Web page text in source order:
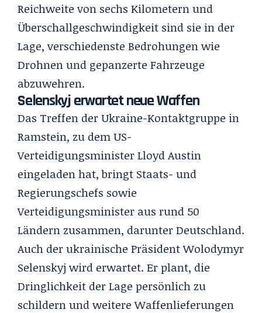
Reichweite von sechs Kilometern und
Überschallgeschwindigkeit sind sie in der
Lage, verschiedenste Bedrohungen wie
Drohnen und gepanzerte Fahrzeuge
abzuwehren.
Selenskyj erwartet neue Waffen
Das Treffen der Ukraine-Kontaktgruppe in
Ramstein, zu dem US-
Verteidigungsminister Lloyd Austin
eingeladen hat, bringt Staats- und
Regierungschefs sowie
Verteidigungsminister aus rund 50
Ländern zusammen, darunter Deutschland.
Auch der ukrainische Präsident Wolodymyr
Selenskyj wird erwartet. Er plant, die
Dringlichkeit der Lage persönlich zu
schildern und weitere Waffenlieferungen